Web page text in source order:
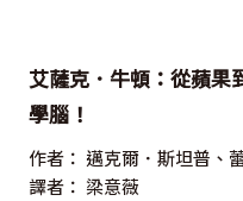
艾薩克．牛頓：從蘋果
學腦！
作者： 邁克爾．斯坦普、
譯者： 梁意薇